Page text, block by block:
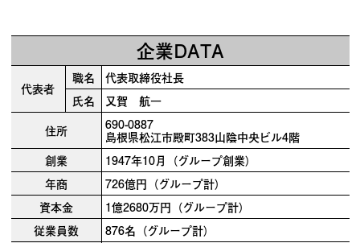
企業DATA
代表者
職名
代表取締役社長
氏名
又賀 航一
住所
690-0887
島根県松江市殿町383山陰中央ビル4階
創業
1947年10月（グループ創業）
年商
726億円（グループ計）
資本金
1億2680万円（グループ計）
従業員数
876名（グループ計）